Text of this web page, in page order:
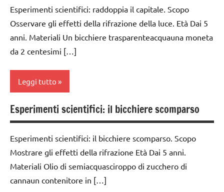
ESPERIMENTI
E ATTIVITA'
GUIDA
DIDATTICA
MONTESSORI
SCIENZE
scienze:
fisica e
chimica
classi
dai
3 ai
dai
6
anni
ESPERIMENTI
E ATTIVITA'
ESPERIMENTI
da 0
a 3
anni
dai
3 ai
6
anni
ESPERIMENTI
E ATTIVITA'
STEM
ESPERIMENTI
SCIENTIFICI
GIOCHI
Esperimenti scientifici: raddoppia il capitale. Scopo
Osservare gli effetti della rifrazione della luce. Età Dai 5
anni. Materiali Un bicchiere trasparenteacquauna moneta
da 2 centesimi […]
Leggi tutto
classe
1a
classe
2a
3a
Esperimenti scientifici: il bicchiere scomparso
Esperimenti scientifici: il bicchiere scomparso. Scopo
Mostrare gli effetti della rifrazione Età Dai 5 anni.
Materiali Olio di semiacquasciroppo di zucchero di
cannaun contenitore in […]